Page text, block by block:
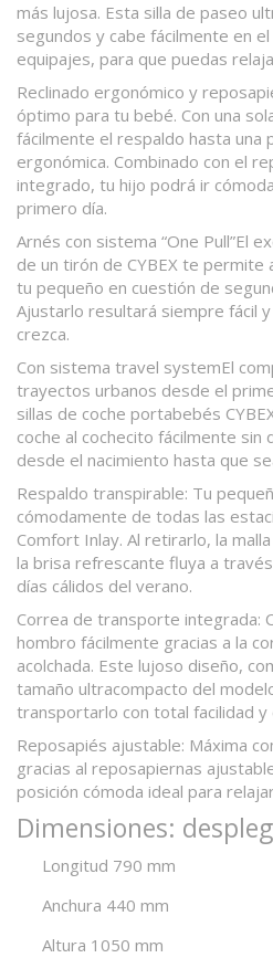
más lujosa. Esta silla de paseo
segundos y cabe fácilmente en
equipajes, para que puedas
Reclinado ergonómico y
óptimo para tu bebé. Con una
fácilmente el respaldo hasta una
ergonómica. Combinado con el
integrado, tu hijo podrá ir
primero día.
Arnés con sistema “One Pull”El
de un tirón de CYBEX te permite
tu pequeño en cuestión de
Ajustarlo resultará siempre fácil
crezca.
Con sistema travel systemEl
trayectos urbanos desde el
sillas de coche portabebés
coche al cochecito fácilmente
desde el nacimiento hasta que
Respaldo transpirable: Tu
cómodamente de todas las
Comfort Inlay. Al retirarlo, la
la brisa refrescante fluya a
días cálidos del verano.
Correa de transporte integrada:
hombro fácilmente gracias a la
acolchada. Este lujoso diseño,
tamaño ultracompacto del
transportarlo con total facilidad y
Reposapiés ajustable: Máxima
gracias al reposapiernas
posición cómoda ideal para
Dimensiones:
Longitud 790 mm
Anchura 440 mm
Altura 1050 mm